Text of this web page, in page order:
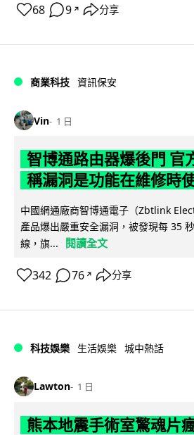
68 9 ↗ 分享
商業科技 資訊保安
Vin 1 日
智博通路由器爆後門 官
稱漏洞是功能在維修時
中國網通廠商智博通電子（Zbtlink
產品爆出嚴重安全漏洞，被發現每 35
線，旗...
閱讀全文
342 76 ↗ 分享
科技娛樂 生活娛樂 城中熱話
Lawton 1 日
熊本地震手術室驚魂片